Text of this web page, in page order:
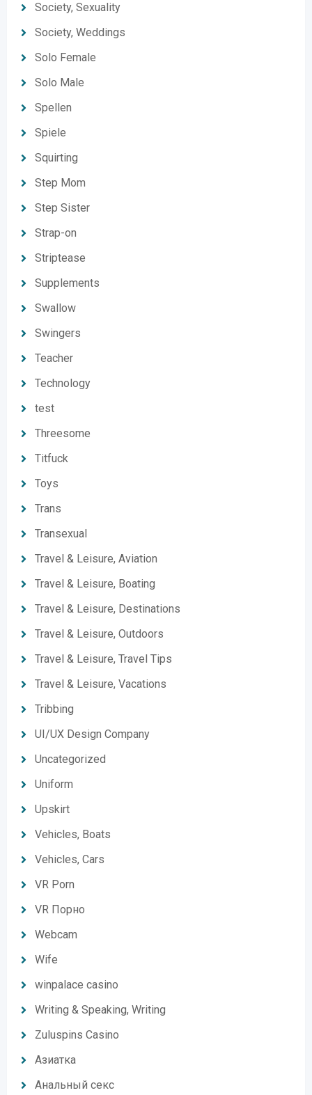
Society, Sexuality
Society, Weddings
Solo Female
Solo Male
Spellen
Spiele
Squirting
Step Mom
Step Sister
Strap-on
Striptease
Supplements
Swallow
Swingers
Teacher
Technology
test
Threesome
Titfuck
Toys
Trans
Transexual
Travel & Leisure, Aviation
Travel & Leisure, Boating
Travel & Leisure, Destinations
Travel & Leisure, Outdoors
Travel & Leisure, Travel Tips
Travel & Leisure, Vacations
Tribbing
UI/UX Design Company
Uncategorized
Uniform
Upskirt
Vehicles, Boats
Vehicles, Cars
VR Porn
VR Порно
Webcam
Wife
winpalace casino
Writing & Speaking, Writing
Zuluspins Casino
Азиатка
Анальный секс